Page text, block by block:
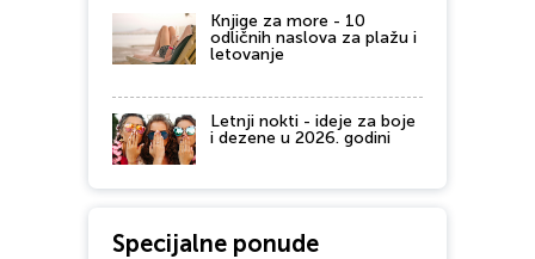
Knjige za more - 10
odličnih naslova za plažu i
letovanje
Letnji nokti - ideje za boje
i dezene u 2026. godini
Specijalne ponude